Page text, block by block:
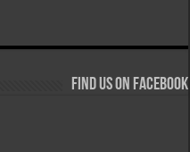
Find us on Facebook